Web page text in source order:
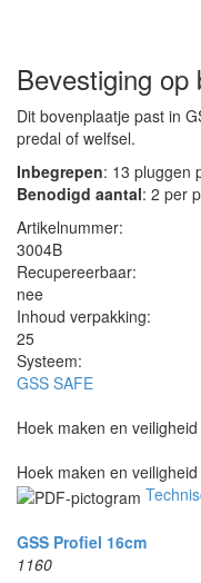
Bevestiging
Dit bovenplaatje past in
predal of welfsel.
Inbegrepen: 13 pluggen
Benodigd aantal: 2 per
Artikelnummer:
3004B
Recupereerbaar:
nee
Inhoud verpakking:
25
Systeem:
GSS SAFE
Hoek maken en
Hoek maken en
GSS Profiel 16cm
1160